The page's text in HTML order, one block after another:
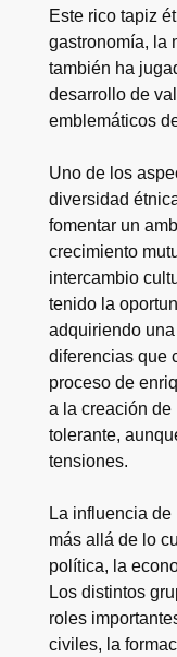
Este rico tapiz
gastronomía, la
también ha
desarrollo de
emblemáticos
Uno de los
diversidad
fomentar un
crecimiento
intercambio
tenido la
adquiriendo
diferencias que
proceso de
a la creación
tolerante,
tensiones.
La influencia
más allá de lo
política, la
Los distintos
roles
civiles, la